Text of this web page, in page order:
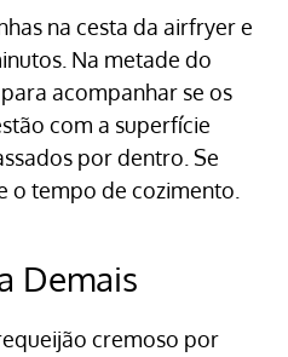
na cesta da airfryer e
Na metade do
acompanhar se os
com a superfície
por dentro. Se
o tempo de cozimento.
Demais
cremoso por